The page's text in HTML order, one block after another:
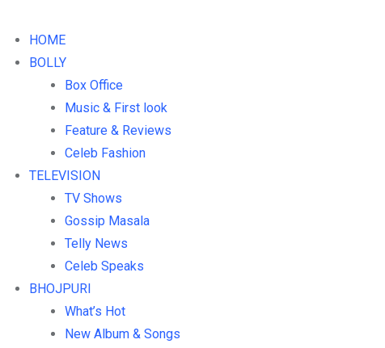
HOME
BOLLY
Box Office
Music & First look
Feature & Reviews
Celeb Fashion
TELEVISION
TV Shows
Gossip Masala
Telly News
Celeb Speaks
BHOJPURI
What’s Hot
New Album & Songs